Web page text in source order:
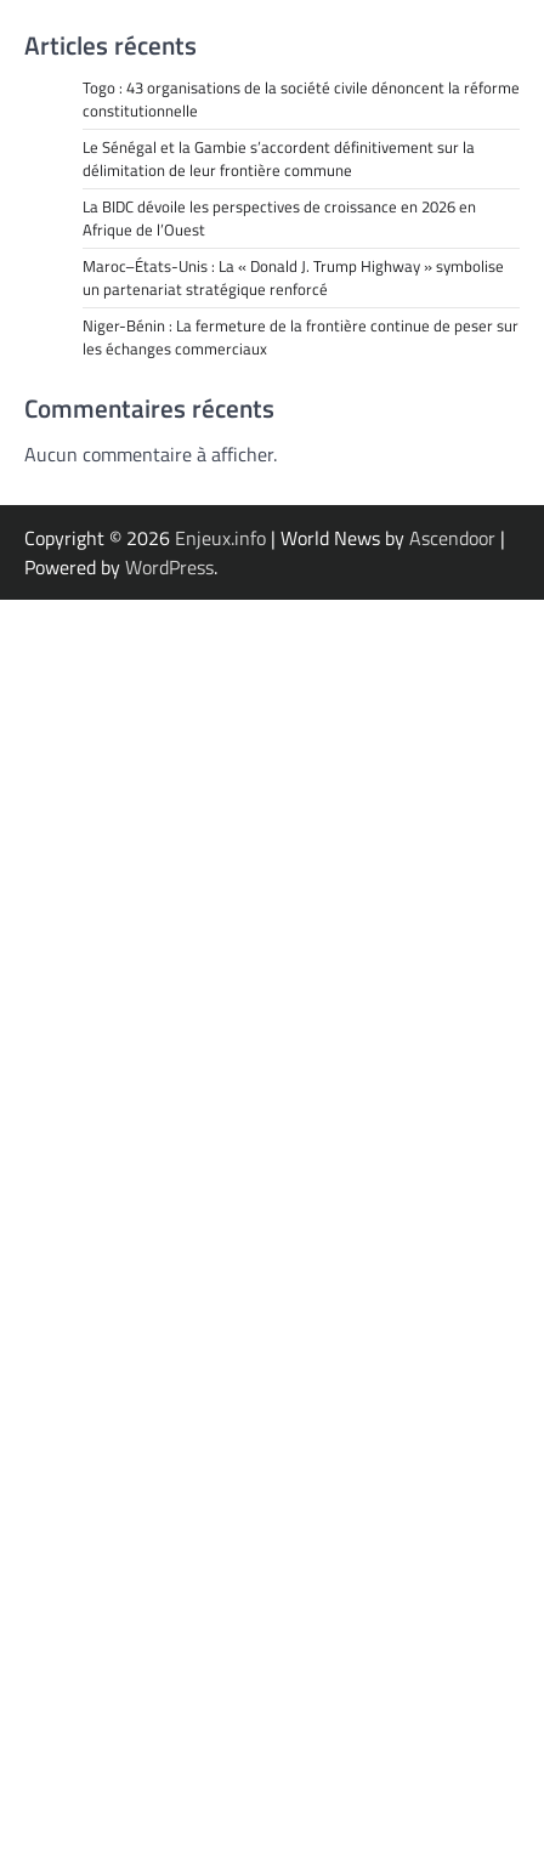
Articles récents
Togo : 43 organisations de la société civile dénoncent la réforme
constitutionnelle
Le Sénégal et la Gambie s’accordent définitivement sur la
délimitation de leur frontière commune
La BIDC dévoile les perspectives de croissance en 2026 en
Afrique de l’Ouest
Maroc–États-Unis : La « Donald J. Trump Highway » symbolise
un partenariat stratégique renforcé
Niger-Bénin : La fermeture de la frontière continue de peser sur
les échanges commerciaux
Commentaires récents
Aucun commentaire à afficher.
Copyright © 2026 Enjeux.info | World News byAscendoor |
Powered byWordPress.